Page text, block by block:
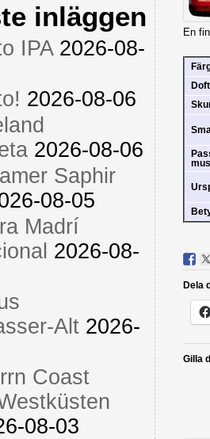
inläggen
IPA 2026-08-
2026-08-06
2026-08-06
Saphir
08-05
Madrí
2026-08-
Alt 2026-
Coast
08-03
En
Doft
Dela
Gilla